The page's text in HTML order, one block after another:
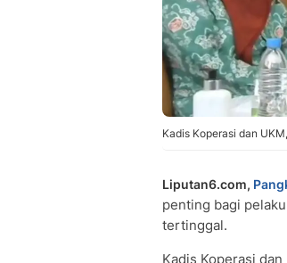
Kadis Koperasi dan
Liputan6.com,
penting bagi
tertinggal.
Kadis Koperasi